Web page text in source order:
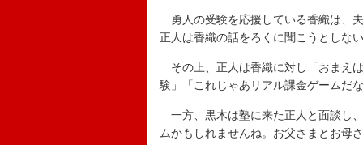
勇人の受験を応援している香織は、
正人は香織の話をろくに聞こうとしな
その上、正人は香織に対し「おまえ
験」「これじゃあリアル課金ゲームだ
一方、黒木は塾に来た正人と面談し
ムかもしれませんね。お父さまとお母